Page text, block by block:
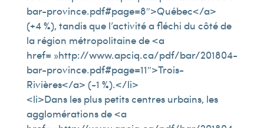
bar-province.pdf#page=8″>Québec</a>
(+4 %), tandis que l’activité a fléchi du côté de
la région métropolitaine de <a
href= »http://www.apciq.ca/pdf/bar/201804-
bar-province.pdf#page=11″>Trois-
Rivières</a> (-1 %).</li>
<li>Dans les plus petits centres urbains, les
agglomérations de <a